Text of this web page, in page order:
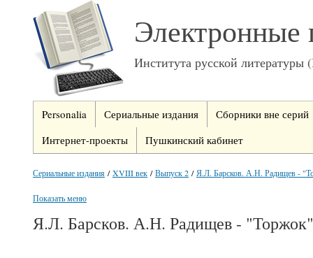
Электронные
Института русской
Personalia Сериальные издания
Сборники вне серий
Интернет-проекты
Пушкинский кабинет
Сериальные издания /XVIII век /Выпуск 2 / Я.Л. Барсков. А.Н. Радищев -
Показать меню
Я.Л. Барсков. А.Н. Радищев - "Торжок"